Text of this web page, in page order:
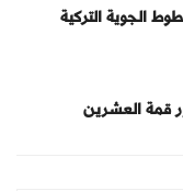
الجوية التركية
قمة العشرين